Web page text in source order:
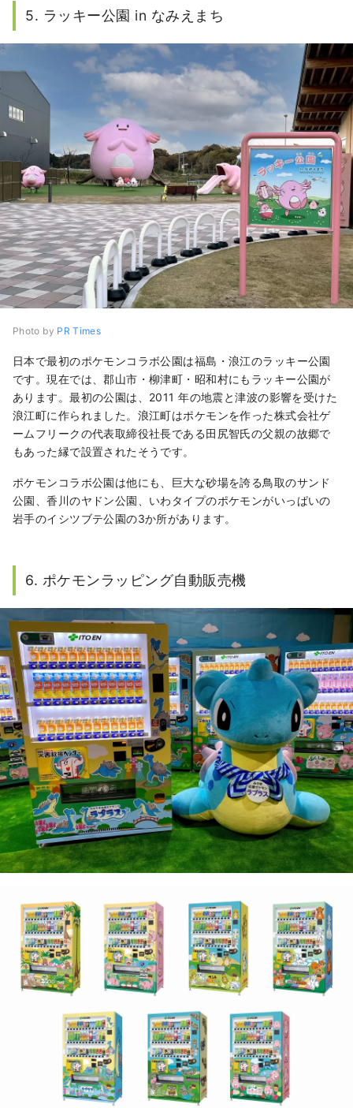
5. ラッキー公園 in なみえまち
Photo by PR Times
日本で最初のポケモンコラボ公園は福島・浪江のラッキー公園
です。現在では、郡山市・柳津町・昭和村にもラッキー公園が
あります。最初の公園は、2011 年の地震と津波の影響を受けた
浪江町に作られました。浪江町はポケモンを作った株式会社ゲ
ームフリークの代表取締役社長である田尻智氏の父親の故郷で
もあった縁で設置されたそうです。
ポケモンコラボ公園は他にも、巨大な砂場を誇る鳥取のサンド
公園、香川のヤドン公園、いわタイプのポケモンがいっぱいの
岩手のイシツブテ公園の3か所があります。
6. ポケモンラッピング自動販売機